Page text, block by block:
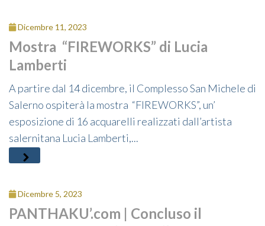
Complesso
San Michele
Dicembre 11, 2023
Mostra “FIREWORKS” di Lucia
Lamberti
A partire dal 14 dicembre, il Complesso San Michele di
Salerno ospiterà la mostra “FIREWORKS”, un’
esposizione di 16 acquarelli realizzati dall’artista
salernitana Lucia Lamberti,...
Dicembre 5, 2023
PANTHAKU’.com | Concluso il